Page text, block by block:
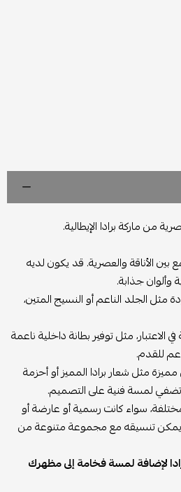
من ماركة برادا الإيطالية.
بين الأناقة والعصرية. قد يكون لديه
جذابة.
الجلد الناعم أو النسيج المتين،
الاعتبار، مثل توفير بطانة داخلية ناعمة
للقدم.
مثل شعار برادا المميز أو أحزمة
تضفي لمسة فنية على التصميم.
سواء كانت رسمية أو عارضة أو
يمكن تنسيقه مع مجموعة متنوعة من
لإضافة لمسة فخامة إلى مظهرك